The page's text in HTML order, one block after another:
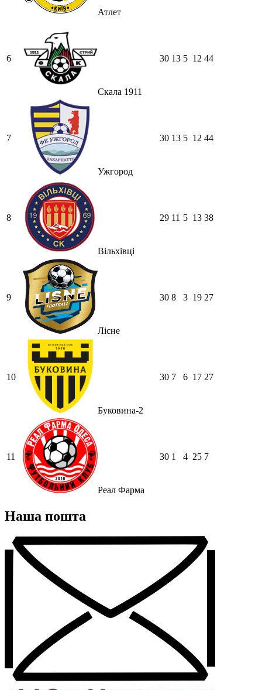
Атлет
6
Скала 1911
30 13 5 12 44
7
Ужгород
30 13 5 12 44
8
Вільхівці
29 11 5 13 38
9
Лісне
30 8 3 19 27
10
Буковина-2
30 7 6 17 27
11
Реал Фарма
30 1 4 25 7
Наша пошта